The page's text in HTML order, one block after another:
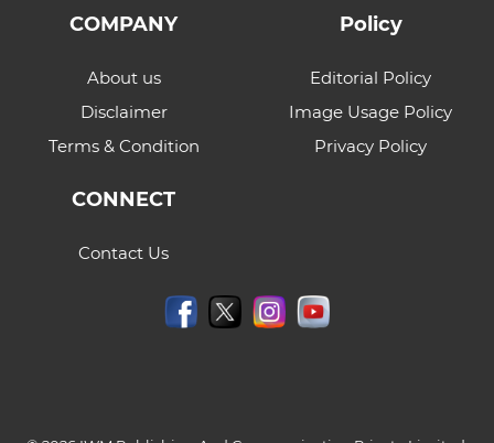
COMPANY
About us
Disclaimer
Terms & Condition
Policy
Editorial Policy
Image Usage Policy
Privacy Policy
CONNECT
Contact Us